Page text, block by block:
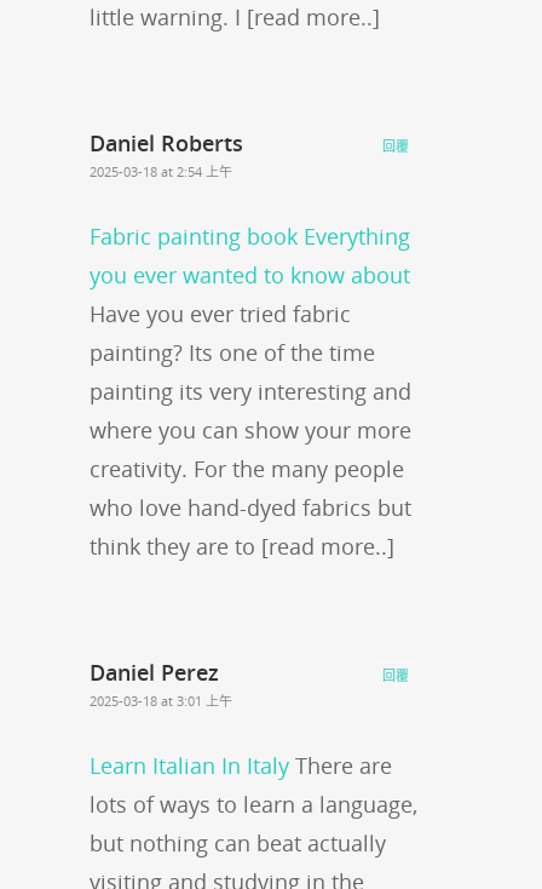
little warning. I [read more..]
Daniel Roberts
2025-03-18 at 2:54 上午
Fabric painting book Everything
you ever wanted to know about
Have you ever tried fabric
painting? Its one of the time
painting its very interesting and
where you can show your more
creativity. For the many people
who love hand-dyed fabrics but
think they are to [read more..]
回覆
Daniel Perez
2025-03-18 at 3:01 上午
Learn Italian In Italy There are
lots of ways to learn a language,
but nothing can beat actually
visiting and studying in the
回覆